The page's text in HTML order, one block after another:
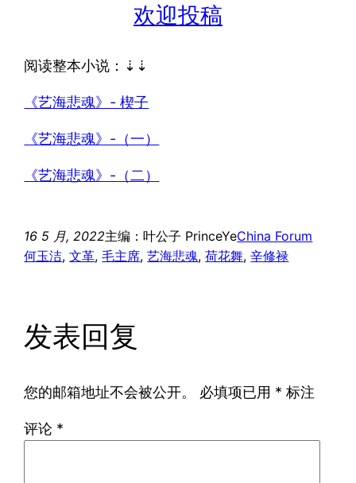
欢迎投稿
阅读整本小说：⇣⇣
《艺海悲魂》- 楔子
《艺海悲魂》-（一）
《艺海悲魂》-（二）
16 5 月, 2022主编：叶公子 PrinceYeChina Forum
何玉洁, 文革, 毛主席, 艺海悲魂, 荷花舞, 辛修禄
发表回复
您的邮箱地址不会被公开。 必填项已用 * 标注
评论 *